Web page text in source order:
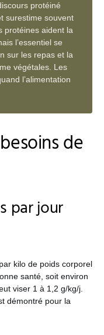
protéiné
surestime souvent
protéines aident la
l’essentiel se
sur les repas et la
végétales. Les
l’alimentation
de
par jour
kilo de poids corporel
santé, soit environ
viser 1 à 1,2 g/kg/j.
démontré pour la